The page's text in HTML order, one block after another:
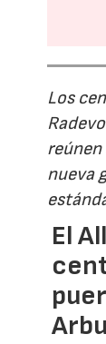
Los
nueva
El